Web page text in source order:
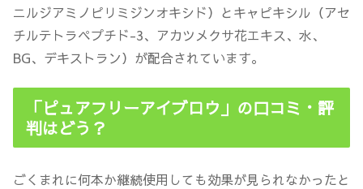
ニルジアミノピリミジンオキシド）とキャピキシル（アセ
チルテトラペプチド-3、アカツメクサ花エキス、水、
BG、デキストラン）が配合されています。
「ピュアフリーアイブロウ」の口コミ・評
判はどう？
ごくまれに何本か継続使用しても効果が見られなかったと